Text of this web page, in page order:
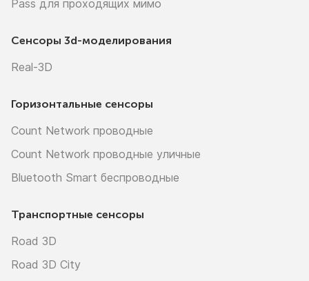
Pass для проходящих мимо
Сенсоры 3d-моделирования
Real-3D
Горизонтальные сенсоры
Count Network проводные
Count Network проводные уличные
Bluetooth Smart беспроводные
Транспортные сенсоры
Road 3D
Road 3D City